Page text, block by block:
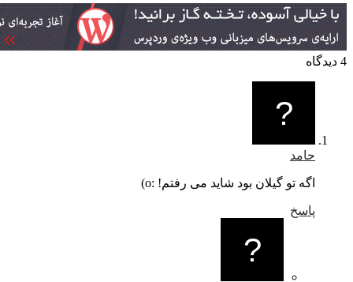
حامد
اگه تو گیلان بود شاید می رفتم! :o)
پاسخ